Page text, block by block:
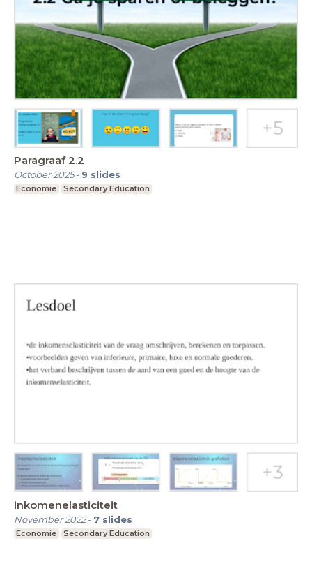
Paragraaf 2.2
October 2025- 9 slides
Economie Secondary Education
inkomenelasticiteit
November 2022- 7 slides
Economie Secondary Education